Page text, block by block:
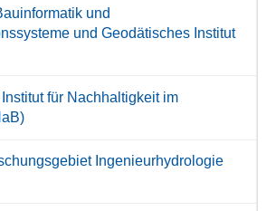
und
und Geodätisches Institut
für Nachhaltigkeit im
Ingenieurhydrologie